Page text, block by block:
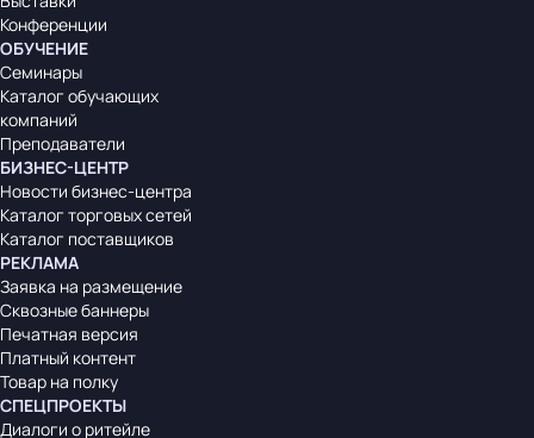
Конференции
ОБУЧЕНИЕ
Семинары
Каталог обучающих
компаний
Преподаватели
БИЗНЕС-ЦЕНТР
Новости бизнес-центра
Каталог торговых сетей
Каталог поставщиков
РЕКЛАМА
Заявка на размещение
Сквозные баннеры
Печатная версия
Платный контент
Товар на полку
СПЕЦПРОЕКТЫ
Диалоги о ритейле